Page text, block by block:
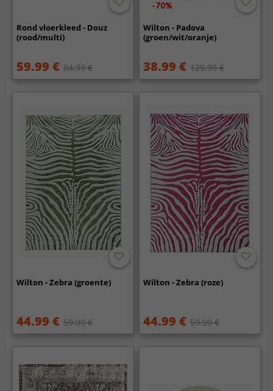
Rond vloerkleed - Douz
(rood/multi)
59.99 € 84.99 €
-70%
Wilton - Padova
(groen/wit/oranje)
38.99 € 129.99 €
Wilton - Zebra (groente)
44.99 € 59.99 €
Wilton - Zebra (roze)
44.99 € 59.99 €